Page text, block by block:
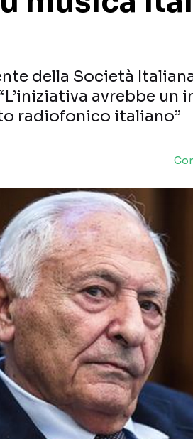
della Società
avrebbe un
radiofonico italiano”